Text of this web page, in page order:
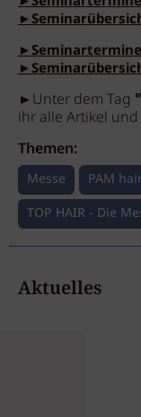
►Seminartermine
►Unter dem Tag "
ihr alle Artikel
Themen:
Messe
PAM
TOP HAIR - Die
Aktuelles